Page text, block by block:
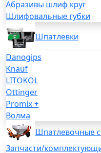
Абразивы шлиф круг
Шлифовальные губки
Шпатлевки
Danogips
Knauf
LITOKOL
Ottinger
Promix +
Волма
Шпатлевочные
Запчасти/